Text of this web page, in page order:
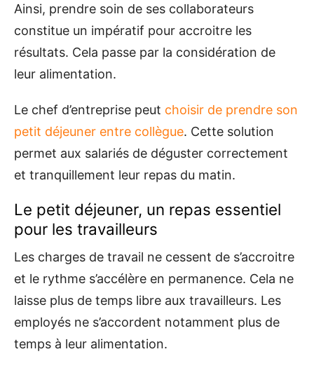
Ainsi, prendre soin de ses collaborateurs
constitue un impératif pour accroitre les
résultats. Cela passe par la considération de
leur alimentation.
Le chef d’entreprise peut choisir de prendre son
petit déjeuner entre collègue. Cette solution
permet aux salariés de déguster correctement
et tranquillement leur repas du matin.
Le petit déjeuner, un repas essentiel
pour les travailleurs
Les charges de travail ne cessent de s’accroitre
et le rythme s’accélère en permanence. Cela ne
laisse plus de temps libre aux travailleurs. Les
employés ne s’accordent notamment plus de
temps à leur alimentation.